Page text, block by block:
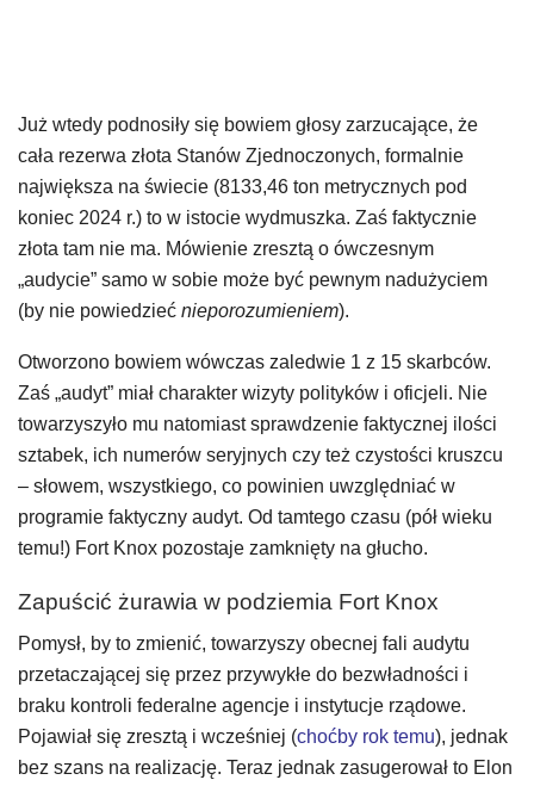
Już wtedy podnosiły się bowiem głosy zarzucające, że
cała rezerwa złota Stanów Zjednoczonych, formalnie
największa na świecie (8133,46 ton metrycznych pod
koniec 2024 r.) to w istocie wydmuszka. Zaś faktycznie
złota tam nie ma. Mówienie zresztą o ówczesnym
„audycie” samo w sobie może być pewnym nadużyciem
(by nie powiedzieć nieporozumieniem).
Otworzono bowiem wówczas zaledwie 1 z 15 skarbców.
Zaś „audyt” miał charakter wizyty polityków i oficjeli. Nie
towarzyszyło mu natomiast sprawdzenie faktycznej ilości
sztabek, ich numerów seryjnych czy też czystości kruszcu
– słowem, wszystkiego, co powinien uwzględniać w
programie faktyczny audyt. Od tamtego czasu (pół wieku
temu!) Fort Knox pozostaje zamknięty na głucho.
Zapuścić żurawia w podziemia Fort Knox
Pomysł, by to zmienić, towarzyszy obecnej fali audytu
przetaczającej się przez przywykłe do bezwładności i
braku kontroli federalne agencje i instytucje rządowe.
Pojawiał się zresztą i wcześniej (choćby rok temu), jednak
bez szans na realizację. Teraz jednak zasugerował to Elon